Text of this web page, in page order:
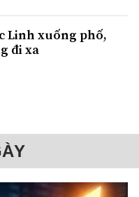
Linh xuống phố,
đi xa